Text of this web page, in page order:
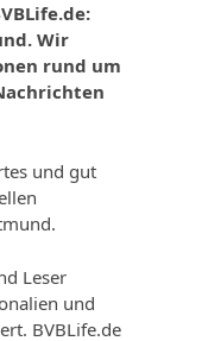
Wir
rund um
und gut
Leser
und
BVBLife.de
erteilt